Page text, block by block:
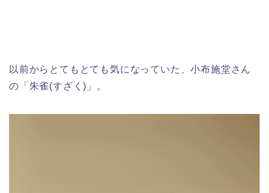
以前からとてもとても気になっていた、小布施堂さん
の「朱雀(すざく)」。